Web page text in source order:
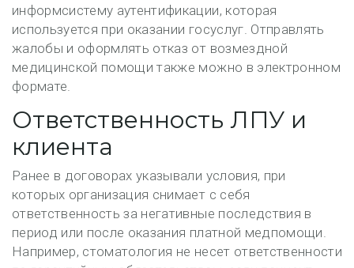
информсистему аутентификации, которая
используется при оказании госуслуг. Отправлять
жалобы и оформлять отказ от возмездной
медицинской помощи также можно в электронном
формате.
Ответственность ЛПУ и
клиента
Ранее в договорах указывали условия, при
которых организация снимает с себя
ответственность за негативные последствия в
период или после оказания платной медпомощи.
Например, стоматология не несет ответственности